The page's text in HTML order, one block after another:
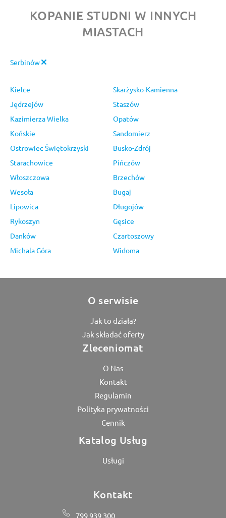
KOPANIE STUDNI W INNYCH
MIASTACH
Serbinów
Kielce
Skarżysko-Kamienna
Jędrzejów
Staszów
Kazimierza Wielka
Opatów
Końskie
Sandomierz
Ostrowiec Świętokrzyski
Busko-Zdrój
Starachowice
Pińczów
Włoszczowa
Brzechów
Wesoła
Bugaj
Lipowica
Długojów
Rykoszyn
Gęsice
Danków
Czartoszowy
Michala Góra
Widoma
O serwisie
Jak to działa?
Jak składać oferty
Zleceniomat
O Nas
Kontakt
Regulamin
Polityka prywatności
Cennik
Katalog Usług
Usługi
Kontakt
799 939 300